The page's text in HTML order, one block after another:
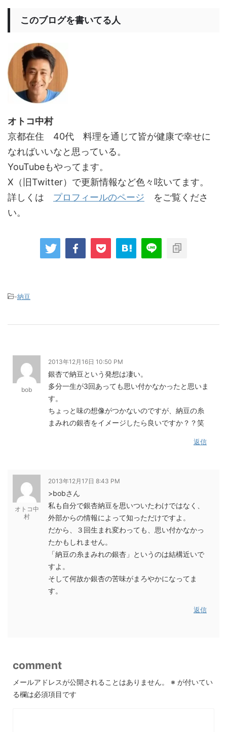
このブログを書いてる人
オトコ中村
京都在住 40代 料理を通じて皆が健康で幸せに
なればいいなと思っている。
YouTubeもやってます。
X（旧Twitter）で更新情報など色々呟いてます。
詳しくは プロフィールのページ をご覧くださ
い。
-納豆
bob
2013年12月16日 10:50 PM
銀杏で納豆という発想は凄い。
多分一生が3回あっても思い付かなかったと思いま
す。
ちょっと味の想像がつかないのですが、納豆の糸
まみれの銀杏をイメージしたら良いですか？？笑
返信
オトコ中
村
2013年12月17日 8:43 PM
>bobさん
私も自分で銀杏納豆を思いついたわけではなく、
外部からの情報によって知っただけですよ。
だから、３回生まれ変わっても、思い付かなかっ
たかもしれません。
「納豆の糸まみれの銀杏」というのは結構近いで
すよ。
そして何故か銀杏の苦味がまろやかになってま
す。
返信
comment
メールアドレスが公開されることはありません。 ※ が付いてい
る欄は必須項目です